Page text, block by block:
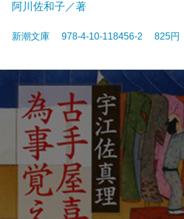
阿川佐和子／著
新潮文庫 978-4-10-118456-2 825